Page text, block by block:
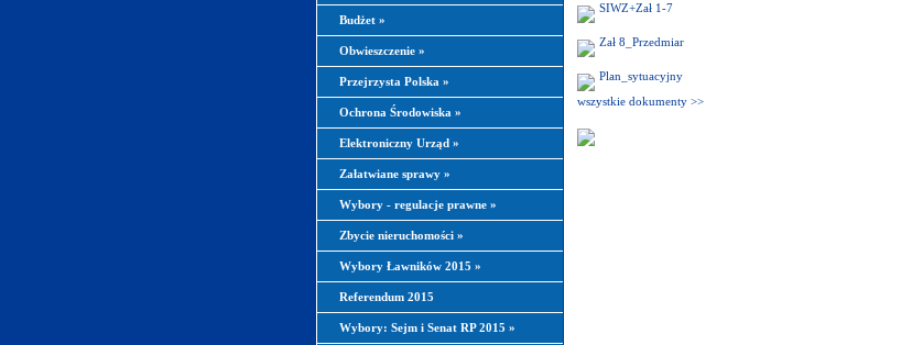
Budżet »
Obwieszczenie »
Przejrzysta Polska »
Ochrona Środowiska »
Elektroniczny Urząd »
Załatwiane sprawy »
Wybory - regulacje prawne »
Zbycie nieruchomości »
Wybory Ławników 2015 »
Referendum 2015
Wybory: Sejm i Senat RP 2015 »
SIWZ+Zał 1-7
Zał 8_Przedmiar
Plan_sytuacyjny
wszystkie dokumenty >>